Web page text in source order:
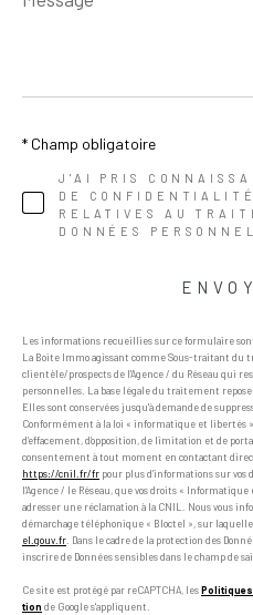
*
J'AI PRIS
DE
RELATIVES AU
DONNÉES
* Champ obligatoire
Les informations recueillies sur ce formulaire
La Boite Immo agissant comme Sous-traitant du
clientèle/prospects de l'Agence / du Réseau qui
personnelles. La base légale du traitement
Elles sont conservées jusqu'à demande de
Conformément à la loi « informatique et libertés »,
d’effacement, d’opposition, de limitation et de
consentement à tout moment en contactant
https://cnil.fr/fr pour plus d’informations sur vos
l'Agence / le Réseau, que vos droits «
adresser une réclamation à la CNIL. Nous vous
démarchage téléphonique « Bloctel », sur
el.gouv.fr . Dans le cadre de la protection des
inscrire de Données sensibles dans le champ de
Ce site est protégé par reCAPTCHA, les
tion de Google s'appliquent.